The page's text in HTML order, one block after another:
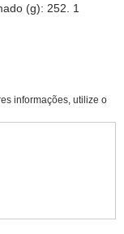
(g): 252. 1
informações, utilize o